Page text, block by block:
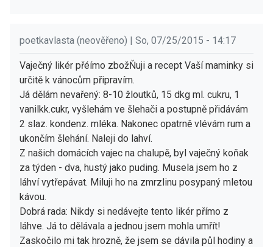
poetkavlasta (neověřeno) | So, 07/25/2015 - 14:17
Vaječný likér přéímo zbožŇuji a recept Vaší maminky si
určitě k vánocům připravím.
Já dělám nevařený: 8-10 žloutků, 15 dkg ml. cukru, 1
vanilkk.cukr, vyšlehám ve šlehači a postupně přidávám
2 slaz. kondenz. mléka. Nakonec opatrně vlévám rum a
ukončím šlehání. Naleji do lahví.
Z našich domácích vajec na chalupě, byl vaječný koňak
za týden - dva, hustý jako puding. Musela jsem ho z
láhví vytřepávat. Miluji ho na zmrzlinu posypaný mletou
kávou.
Dobrá rada: Nikdy si nedávejte tento likér přímo z
láhve. Já to dělávala a jednou jsem mohla umřít!
Zaskočilo mi tak hrozně, že jsem se dávila půl hodiny a